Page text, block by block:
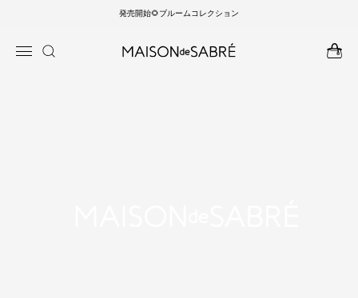
発売開始🌻ブルームコレクション
報にス